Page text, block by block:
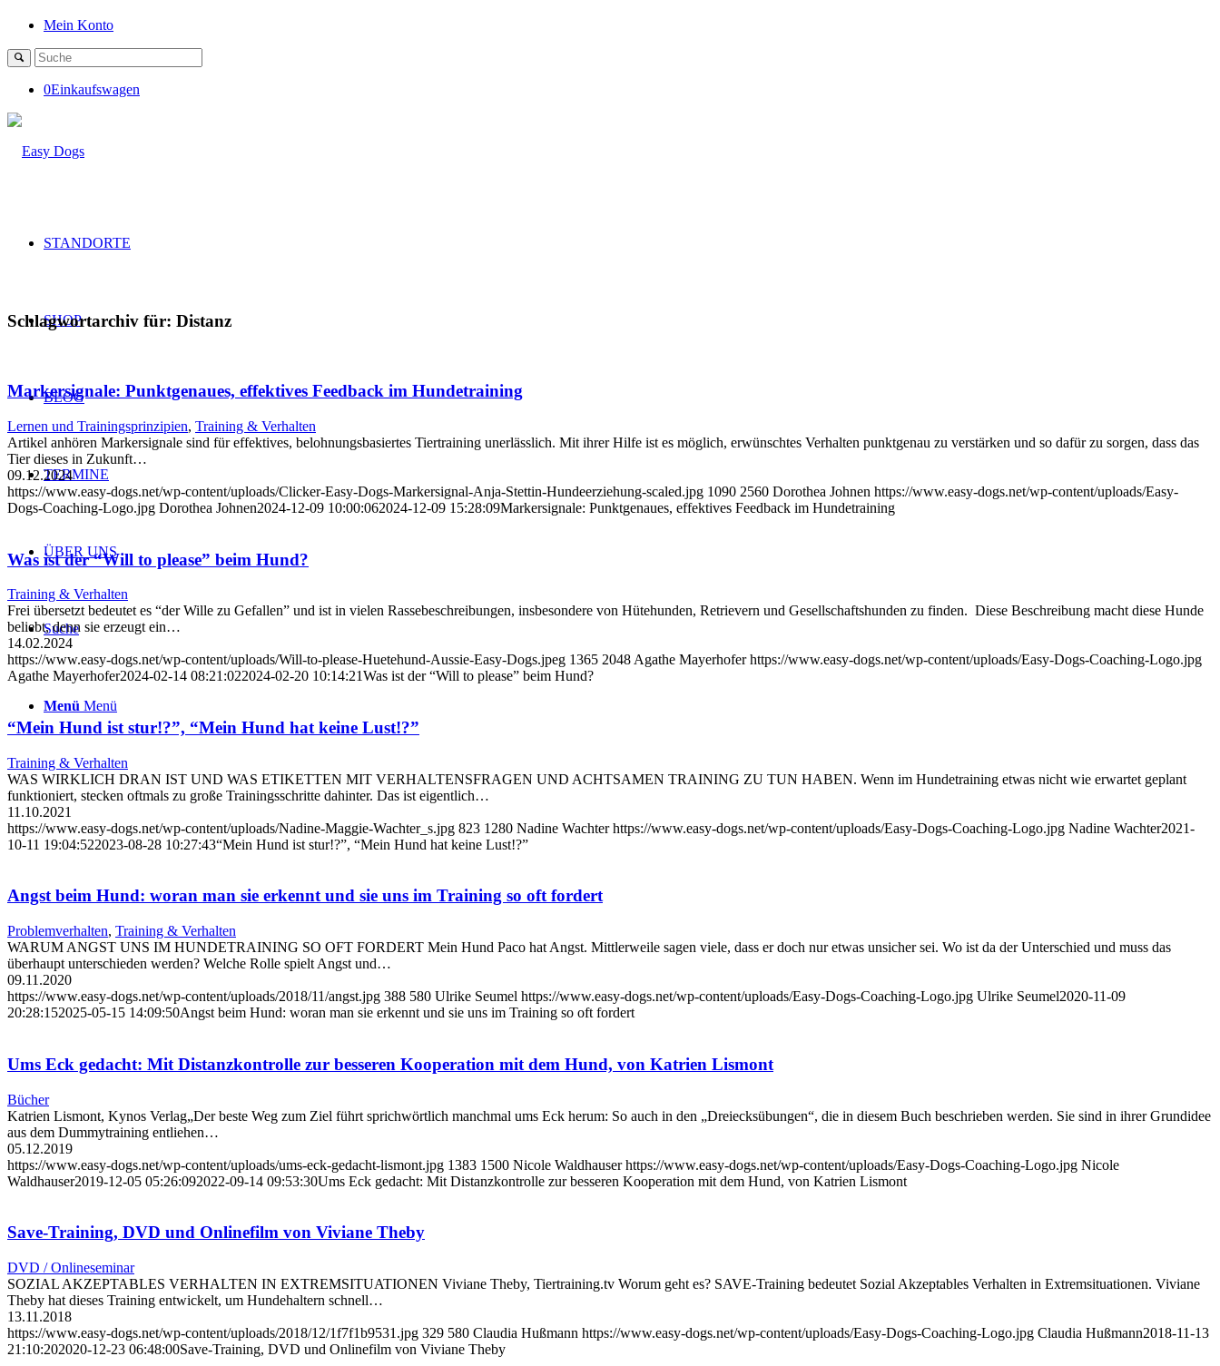
Mein Konto
0Einkaufswagen
STANDORTE
SHOP
BLOG
TERMINE
ÜBER UNS
Suche
Menü Menü
Schlagwortarchiv für: Distanz
Markersignale: Punktgenaues, effektives Feedback im Hundetraining
Lernen und Trainingsprinzipien, Training & Verhalten
Artikel anhören Markersignale sind für effektives, belohnungsbasiertes Tiertraining unerlässlich. Mit ihrer Hilfe ist es möglich, erwünschtes Verhalten punktgenau zu verstärken und so dafür zu sorgen, dass das
Tier dieses in Zukunft…
09.12.2024
https://www.easy-dogs.net/wp-content/uploads/Clicker-Easy-Dogs-Markersignal-Anja-Stettin-Hundeerziehung-scaled.jpg 1090 2560 Dorothea Johnen https://www.easy-dogs.net/wp-content/uploads/Easy-
Dogs-Coaching-Logo.jpg Dorothea Johnen2024-12-09 10:00:062024-12-09 15:28:09Markersignale: Punktgenaues, effektives Feedback im Hundetraining
Was ist der “Will to please” beim Hund?
Training & Verhalten
Frei übersetzt bedeutet es “der Wille zu Gefallen” und ist in vielen Rassebeschreibungen, insbesondere von Hütehunden, Retrievern und Gesellschaftshunden zu finden. Diese Beschreibung macht diese Hunde
beliebt, denn sie erzeugt ein…
14.02.2024
https://www.easy-dogs.net/wp-content/uploads/Will-to-please-Huetehund-Aussie-Easy-Dogs.jpeg 1365 2048 Agathe Mayerhofer https://www.easy-dogs.net/wp-content/uploads/Easy-Dogs-Coaching-Logo.jpg
Agathe Mayerhofer2024-02-14 08:21:022024-02-20 10:14:21Was ist der “Will to please” beim Hund?
“Mein Hund ist stur!?”, “Mein Hund hat keine Lust!?”
Training & Verhalten
WAS WIRKLICH DRAN IST UND WAS ETIKETTEN MIT VERHALTENSFRAGEN UND ACHTSAMEN TRAINING ZU TUN HABEN. Wenn im Hundetraining etwas nicht wie erwartet geplant
funktioniert, stecken oftmals zu große Trainingsschritte dahinter. Das ist eigentlich…
11.10.2021
https://www.easy-dogs.net/wp-content/uploads/Nadine-Maggie-Wachter_s.jpg 823 1280 Nadine Wachter https://www.easy-dogs.net/wp-content/uploads/Easy-Dogs-Coaching-Logo.jpg Nadine Wachter2021-
10-11 19:04:522023-08-28 10:27:43“Mein Hund ist stur!?”, “Mein Hund hat keine Lust!?”
Angst beim Hund: woran man sie erkennt und sie uns im Training so oft fordert
Problemverhalten, Training & Verhalten
WARUM ANGST UNS IM HUNDETRAINING SO OFT FORDERT Mein Hund Paco hat Angst. Mittlerweile sagen viele, dass er doch nur etwas unsicher sei. Wo ist da der Unterschied und muss das
überhaupt unterschieden werden? Welche Rolle spielt Angst und…
09.11.2020
https://www.easy-dogs.net/wp-content/uploads/2018/11/angst.jpg 388 580 Ulrike Seumel https://www.easy-dogs.net/wp-content/uploads/Easy-Dogs-Coaching-Logo.jpg Ulrike Seumel2020-11-09
20:28:152025-05-15 14:09:50Angst beim Hund: woran man sie erkennt und sie uns im Training so oft fordert
Ums Eck gedacht: Mit Distanzkontrolle zur besseren Kooperation mit dem Hund, von Katrien Lismont
Bücher
Katrien Lismont, Kynos Verlag„Der beste Weg zum Ziel führt sprichwörtlich manchmal ums Eck herum: So auch in den „Dreiecksübungen“, die in diesem Buch beschrieben werden. Sie sind in ihrer Grundidee
aus dem Dummytraining entliehen…
05.12.2019
https://www.easy-dogs.net/wp-content/uploads/ums-eck-gedacht-lismont.jpg 1383 1500 Nicole Waldhauser https://www.easy-dogs.net/wp-content/uploads/Easy-Dogs-Coaching-Logo.jpg Nicole
Waldhauser2019-12-05 05:26:092022-09-14 09:53:30Ums Eck gedacht: Mit Distanzkontrolle zur besseren Kooperation mit dem Hund, von Katrien Lismont
Save-Training, DVD und Onlinefilm von Viviane Theby
DVD / Onlineseminar
SOZIAL AKZEPTABLES VERHALTEN IN EXTREMSITUATIONEN Viviane Theby, Tiertraining.tv Worum geht es? SAVE-Training bedeutet Sozial Akzeptables Verhalten in Extremsituationen. Viviane
Theby hat dieses Training entwickelt, um Hundehaltern schnell…
13.11.2018
https://www.easy-dogs.net/wp-content/uploads/2018/12/1f7f1b9531.jpg 329 580 Claudia Hußmann https://www.easy-dogs.net/wp-content/uploads/Easy-Dogs-Coaching-Logo.jpg Claudia Hußmann2018-11-13
21:10:202020-12-23 06:48:00Save-Training, DVD und Onlinefilm von Viviane Theby